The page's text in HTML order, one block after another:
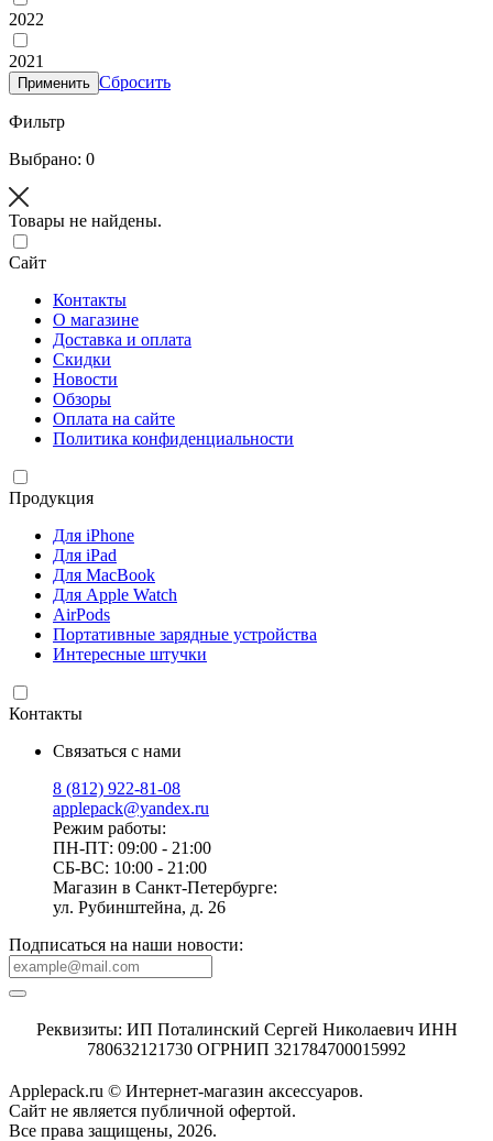
2022
2021
Применить Сбросить
Фильтр
Выбрано: 0
Товары не найдены.
Сайт
Контакты
О магазине
Доставка и оплата
Скидки
Новости
Обзоры
Оплата на сайте
Политика конфиденциальности
Продукция
Для iPhone
Для iPad
Для MacBook
Для Apple Watch
AirPods
Портативные зарядные устройства
Интересные штучки
Контакты
Связаться с нами
8 (812) 922-81-08
applepack@yandex.ru
Режим работы:
ПН-ПТ: 09:00 - 21:00
СБ-ВС: 10:00 - 21:00
Магазин в Санкт-Петербурге:
ул. Рубинштейна, д. 26
Подписаться на наши новости:
Реквизиты: ИП Поталинский Сергей Николаевич ИНН
780632121730 ОГРНИП 321784700015992
Applepack.ru © Интернет-магазин аксессуаров.
Cайт не является публичной офертой.
Все права защищены, 2026.